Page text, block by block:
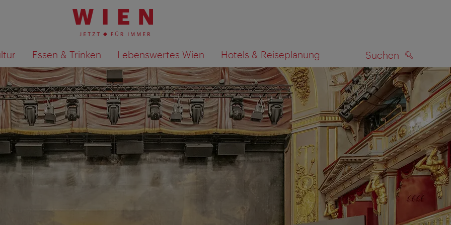
Essen & Trinken Lebenswertes Wien Hotels & Reiseplanung Suchen
Suchergebnisse auf Karte anzeigen SUCHEN